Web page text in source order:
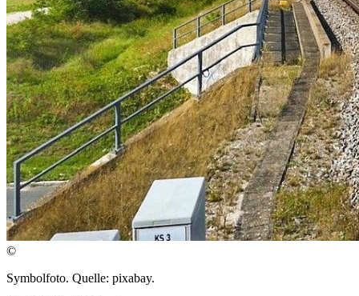
©
Symbolfoto. Quelle: pixabay.